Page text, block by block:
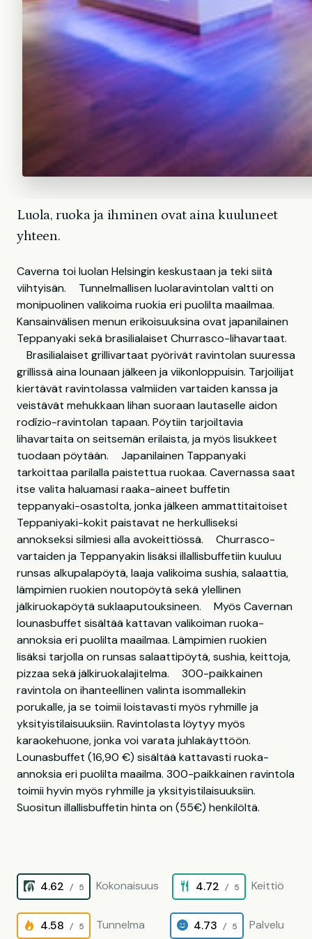
Luola, ruoka ja ihminen ovat aina kuuluneet
yhteen.
Caverna toi luolan Helsingin keskustaan ja teki siitä
viihtyisän. Tunnelmallisen luolaravintolan valtti on
monipuolinen valikoima ruokia eri puolilta maailmaa.
Kansainvälisen menun erikoisuuksina ovat japanilainen
Teppanyaki sekä brasilialaiset Churrasco-lihavartaat.
Brasilialaiset grillivartaat pyörivät ravintolan suuressa
grillissä aina lounaan jälkeen ja viikonloppuisin. Tarjoilijat
kiertävät ravintolassa valmiiden vartaiden kanssa ja
veistävät mehukkaan lihan suoraan lautaselle aidon
rodízio-ravintolan tapaan. Pöytiin tarjoiltavia
lihavartaita on seitsemän erilaista, ja myös lisukkeet
tuodaan pöytään. Japanilainen Tappanyaki
tarkoittaa parilalla paistettua ruokaa. Cavernassa saat
itse valita haluamasi raaka-aineet buffetin
teppanyaki-osastolta, jonka jälkeen ammattitaitoiset
Teppaniyaki-kokit paistavat ne herkulliseksi
annokseksi silmiesi alla avokeittiössä. Churrasco-
vartaiden ja Teppanyakin lisäksi illallisbuffetiin kuuluu
runsas alkupalapöytä, laaja valikoima sushia, salaattia,
lämpimien ruokien noutopöytä sekä ylellinen
jälkiruokapöytä suklaaputouksineen. Myös Cavernan
lounasbuffet sisältää kattavan valikoiman ruoka-
annoksia eri puolilta maailmaa. Lämpimien ruokien
lisäksi tarjolla on runsas salaattipöytä, sushia, keittoja,
pizzaa sekä jälkiruokalajitelma. 300-paikkainen
ravintola on ihanteellinen valinta isommallekin
porukalle, ja se toimii loistavasti myös ryhmille ja
yksityistilaisuuksiin. Ravintolasta löytyy myös
karaokehuone, jonka voi varata juhlakäyttöön.
Lounasbuffet (16,90 €) sisältää kattavasti ruoka-
annoksia eri puolilta maailma. 300-paikkainen ravintola
toimii hyvin myös ryhmille ja yksityistilaisuuksiin.
Suositun illallisbuffetin hinta on (55€) henkilöltä.
4.62 / 5 Kokonaisuus 4.72 / 5 Keittiö
4.58 / 5 Tunnelma 4.73 / 5 Palvelu